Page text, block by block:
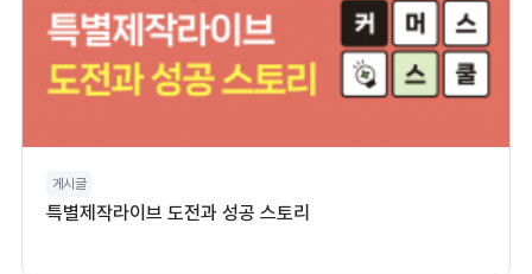
게시글
특별제작라이브 도전과 성공 스토리